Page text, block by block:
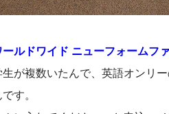
ールドワイド ニューフォームフ
が複数いたんで、英語オンリ
す。